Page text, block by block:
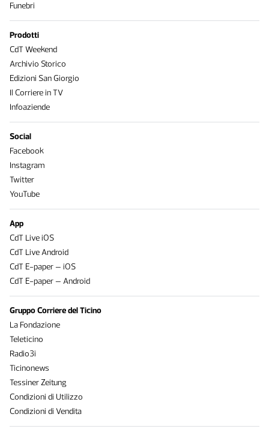
Funebri
Prodotti
CdT Weekend
Archivio Storico
Edizioni San Giorgio
Il Corriere in TV
Infoaziende
Social
Facebook
Instagram
Twitter
YouTube
App
CdT Live iOS
CdT Live Android
CdT E-paper – iOS
CdT E-paper – Android
Gruppo Corriere del Ticino
La Fondazione
Teleticino
Radio3i
Ticinonews
Tessiner Zeitung
Condizioni di Utilizzo
Condizioni di Vendita